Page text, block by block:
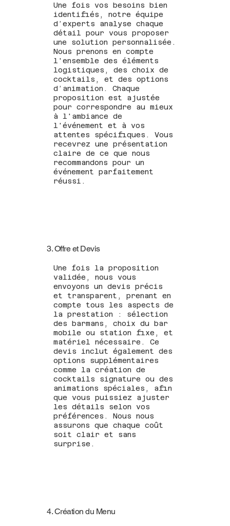
Une fois vos besoins bien
identifiés, notre équipe
d’experts analyse chaque
détail pour vous proposer
une solution personnalisée.
Nous prenons en compte
l'ensemble des éléments
logistiques, des choix de
cocktails, et des options
d’animation. Chaque
proposition est ajustée
pour correspondre au mieux
à l'ambiance de
l'événement et à vos
attentes spécifiques. Vous
recevrez une présentation
claire de ce que nous
recommandons pour un
événement parfaitement
réussi.
3. Offre et Devis
Une fois la proposition
validée, nous vous
envoyons un devis précis
et transparent, prenant en
compte tous les aspects de
la prestation : sélection
des barmans, choix du bar
mobile ou station fixe, et
matériel nécessaire. Ce
devis inclut également des
options supplémentaires
comme la création de
cocktails signature ou des
animations spéciales, afin
que vous puissiez ajuster
les détails selon vos
préférences. Nous nous
assurons que chaque coût
soit clair et sans
surprise.
4. Création du Menu